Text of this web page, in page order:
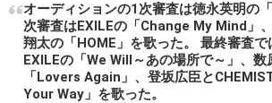
オーディションの1次審査は徳永英明の
次審査はEXILEの「Change My Mind」
翔太の「HOME」を歌った。 最終審査で
EXILEの「We Will～あの場所で～」、数
「Lovers Again」、登坂広臣と
Your Way」を歌った。